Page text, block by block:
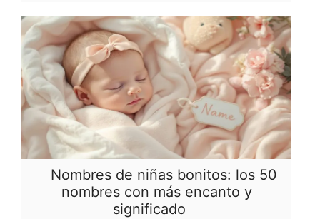
Nombres de niñas bonitos: los 50
nombres con más encanto y
significado